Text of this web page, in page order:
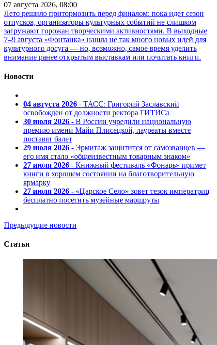
07 августа 2026, 08:00
Лето решило притормозить перед финалом: пока идет сезон
отпусков, организаторы культурных событий не слишком
загружают горожан творческими активностями. В выходные
7–9 августа «Фонтанка» нашла не так много новых идей для
культурного досуга — но, возможно, самое время уделить
внимание ранее открытым выставкам или почитать книги.
Новости
04 августа 2026 - ТАСС: Григорий Заславский
освобожден от должности ректора ГИТИСа
30 июля 2026 - В России учредили национальную
премию имени Майи Плисецкой, лауреаты вместе
поставят балет
29 июля 2026 - Эрмитаж защитится от самозванцев —
его имя стало «общеизвестным товарным знаком»
27 июля 2026 - Книжный фестиваль «Фонарь» примет
книги в хорошем состоянии на благотворительную
ярмарку
27 июля 2026 - «Царское Село» зовет тезок императриц
бесплатно посетить музейные маршруты
Предыдущие новости
Статьи